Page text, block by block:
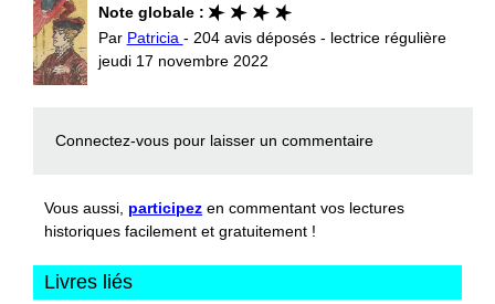
Note globale :
Par Patricia - 204 avis déposés - lectrice régulière
jeudi 17 novembre 2022
Connectez-vous pour laisser un commentaire
Vous aussi, participez en commentant vos lectures
historiques facilement et gratuitement !
Livres liés